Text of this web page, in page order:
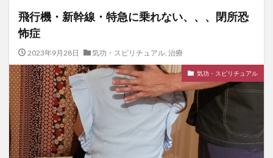
飛行機・新幹線・特急に乗れない、、、閉所恐
怖症
2023年9月28日 気功・スピリチュアル, 治療
気功・スピリチュアル